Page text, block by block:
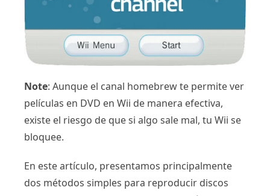
Note: Aunque el canal homebrew te permite ver
películas en DVD en Wii de manera efectiva,
existe el riesgo de que si algo sale mal, tu Wii se
bloquee.
En este artículo, presentamos principalmente
dos métodos simples para reproducir discos